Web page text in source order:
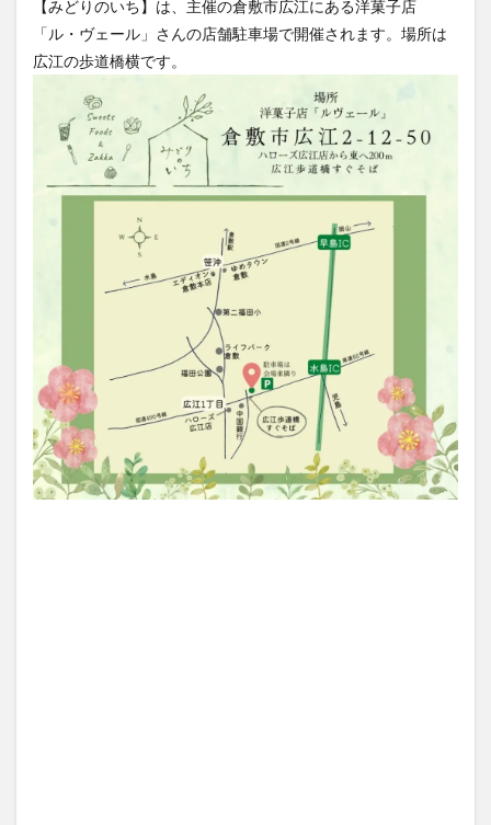
【みどりのいち】は、主催の倉敷市広江にある洋菓子店
「ル・ヴェール」さんの店舗駐車場で開催されます。場所は
広江の歩道橋横です。